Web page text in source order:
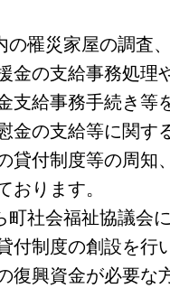
の罹災家屋の調査
金の支給事務処理
支給事務手続き等
金の支給等に関す
貸付制度等の周知
おります。
町社会福祉協議会
付制度の創設を行
復興資金が必要な